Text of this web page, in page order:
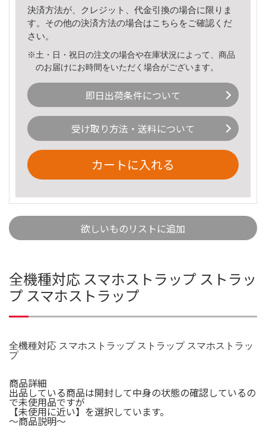
決済方法が、クレジット、代金引換の場合に限りま
す。その他の決済方法の場合はこちら をご確認くだ
さい。
※土・日・祝日の注文の場合や在庫状況によって、商品
のお届けにお時間をいただく場合がございます。
即日出荷条件について
受け取り方法・送料について
カートに入れる
欲しいものリストに追加
全機種対応 スマホストラップ ストラッ
プ スマホストラップ
全機種対応 スマホストラップ ストラップ スマホストラッ
プ
商品詳細
出品している商品は開封して中身の状態の確認しているの
で未使用品ですが
【未使用に近い】を選択しています。
〜商品説明〜